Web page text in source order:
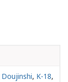
Doujinshi, K-18,